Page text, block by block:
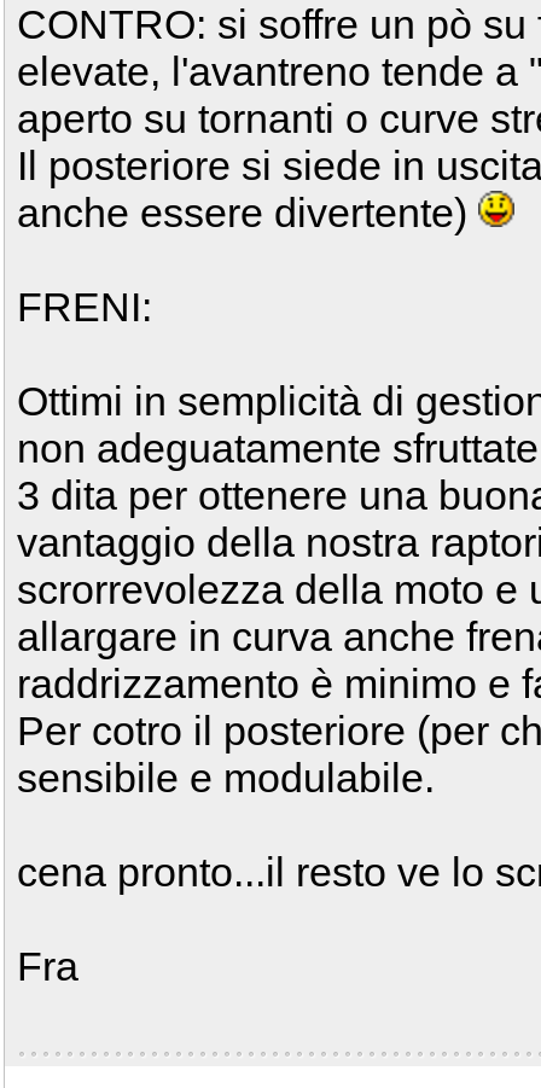
CONTRO: si soffre un pò
elevate, l'avantreno tende a
aperto su tornanti o curve
Il posteriore si siede in
anche essere divertente)
FRENI:
Ottimi in semplicità di
non adeguatamente
3 dita per ottenere una
vantaggio della nostra
scrorrevolezza della moto e
allargare in curva anche
raddrizzamento è minimo e
Per cotro il posteriore (per
sensibile e modulabile.
cena pronto...il resto ve lo
Fra